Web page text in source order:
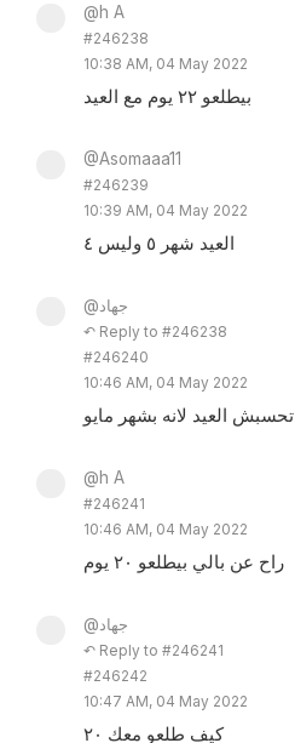
@h A
#246238
10:38 AM, 04 May 2022
بيطلعو ٢٢ يوم مع العيد
@Asomaaa11
#246239
10:39 AM, 04 May 2022
العيد شهر ٥ وليس ٤
@جهاد
↶ Reply to #246238
#246240
10:46 AM, 04 May 2022
تحسبش العيد لانه بشهر مايو
@h A
#246241
10:46 AM, 04 May 2022
راح عن بالي بيطلعو ٢٠ يوم
@جهاد
↶ Reply to #246241
#246242
10:47 AM, 04 May 2022
كيف طلعو معك ٢٠